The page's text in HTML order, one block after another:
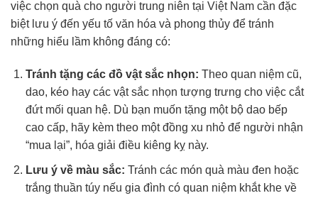
việc chọn quà cho người trung niên tại Việt Nam cần đặc
biệt lưu ý đến yếu tố văn hóa và phong thủy để tránh
những hiểu lầm không đáng có:
Tránh tặng các đồ vật sắc nhọn: Theo quan niệm cũ,
dao, kéo hay các vật sắc nhọn tượng trưng cho việc cắt
đứt mối quan hệ. Dù bạn muốn tặng một bộ dao bếp
cao cấp, hãy kèm theo một đồng xu nhỏ để người nhận
“mua lại”, hóa giải điều kiêng kỵ này.
Lưu ý về màu sắc: Tránh các món quà màu đen hoặc
trắng thuần túy nếu gia đình có quan niệm khắt khe về